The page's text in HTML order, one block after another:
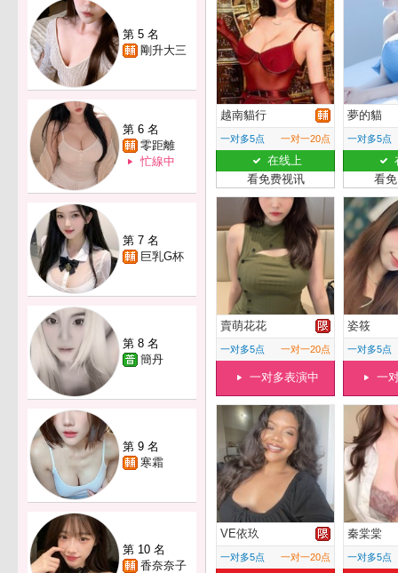
第 5 名
剛升大三
第 6 名
零距離
忙線中
第 7 名
巨乳G杯
第 8 名
簡丹
第 9 名
寒霜
第 10 名
香奈奈子
越南貓行
一对多5点 一对一20点
在线上
看免费视讯
夢的貓
一对多5点
看
賣萌花花
一对多5点 一对一20点
一对多表演中
姿筱
一对多5点
一
VE依玖
一对多5点 一对一20点
秦棠棠
一对多5点